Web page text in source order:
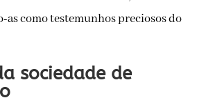
as como testemunhos preciosos do
sociedade de